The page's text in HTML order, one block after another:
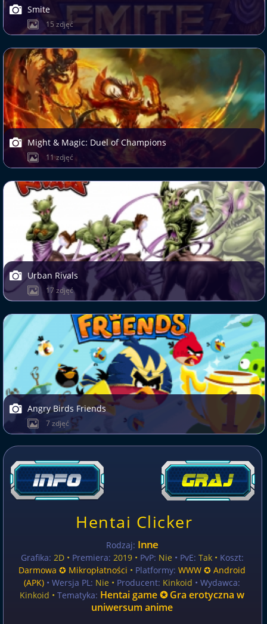
Smite
15 zdjęć
Might & Magic: Duel of Champions
11 zdjęć
Urban Rivals
17 zdjęć
Angry Birds Friends
7 zdjęć
Hentai Clicker
Rodzaj: Inne
Grafika: 2D • Premiera: 2019 • PvP: Nie • PvE: Tak • Koszt:
Darmowa ✪ Mikropłatności • Platformy: WWW ✪ Android
(APK) • Wersja PL: Nie • Producent: Kinkoid • Wydawca:
Kinkoid •Tematyka: Hentai game ✪ Gra erotyczna w
uniwersum anime